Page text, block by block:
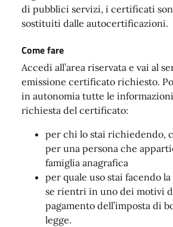
di pubblici servizi, i certificati
sostituiti dalle autocertificazioni.
Come fare
Accedi all’area riservata e vai al
emissione certificato richiesto.
in autonomia tutte le
richiesta del certificato:
per chi lo stai richiedendo,
per una persona che
famiglia anagrafica
per quale uso stai facendo
se rientri in uno dei motivi
pagamento dell’imposta di
legge.